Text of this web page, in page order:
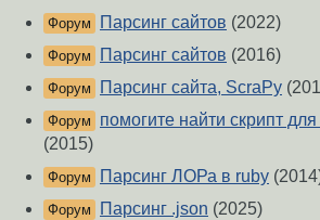
Форум Парсинг сайтов (2022)
Форум Парсинг сайтов (2016)
Форум Парсинг сайта, ScraPy
Форум
помогите найти скрипт
(2015)
Форум Парсинг ЛОРа в ruby
Форум Парсинг .json (2025)